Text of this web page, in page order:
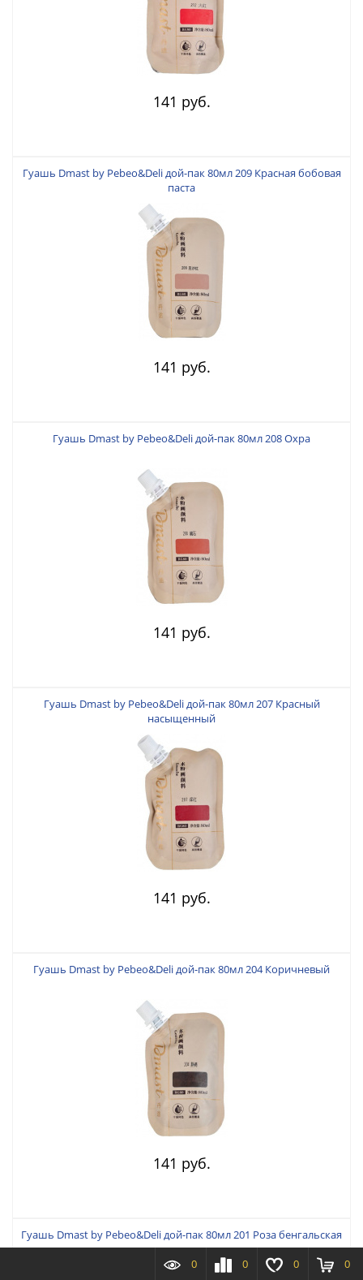
141 руб.
Гуашь Dmast by Pebeo&Deli дой-пак 80мл 209 Красная бобовая
паста
141 руб.
Гуашь Dmast by Pebeo&Deli дой-пак 80мл 208 Охра
141 руб.
Гуашь Dmast by Pebeo&Deli дой-пак 80мл 207 Красный
насыщенный
141 руб.
Гуашь Dmast by Pebeo&Deli дой-пак 80мл 204 Коричневый
141 руб.
Гуашь Dmast by Pebeo&Deli дой-пак 80мл 201 Роза бенгальская
0 0 0 0